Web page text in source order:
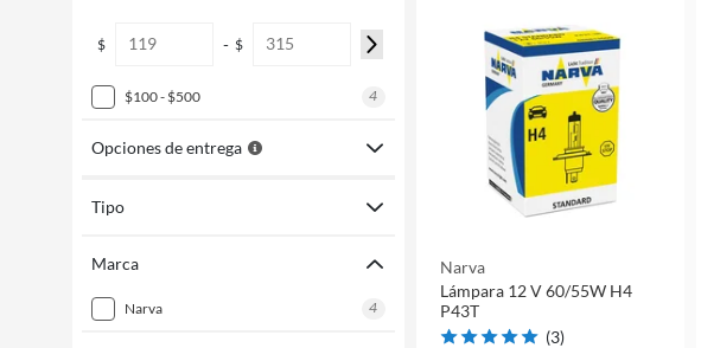
$ - $
$100 - $500 4
Opciones de entrega
Tipo
Marca
narva 4
Narva
Lámpara 12 V 60/55W H4
P43T
(3)